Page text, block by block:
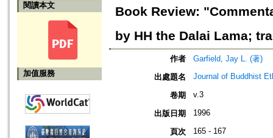
閱讀本文
加值服務
Book Review:
by HH the Dalai Lama;
作者
Garfield, Jay L. (著)
出處題名
Journal of Buddhist
卷期 v.3
出版日期 1996
頁次 165 - 167